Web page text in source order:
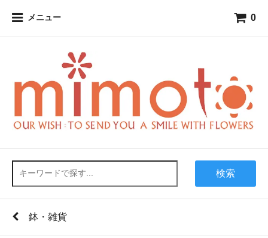
メニュー 0
検索
鉢・雑貨